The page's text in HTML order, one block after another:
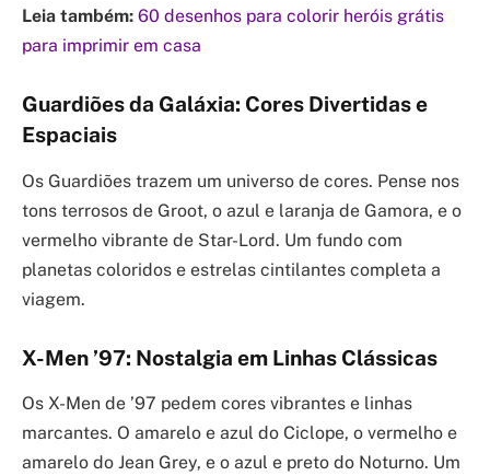
Leia também: 60 desenhos para colorir heróis grátis
para imprimir em casa
Guardiões da Galáxia: Cores Divertidas e
Espaciais
Os Guardiões trazem um universo de cores. Pense nos
tons terrosos de Groot, o azul e laranja de Gamora, e o
vermelho vibrante de Star-Lord. Um fundo com
planetas coloridos e estrelas cintilantes completa a
viagem.
X-Men ’97: Nostalgia em Linhas Clássicas
Os X-Men de ’97 pedem cores vibrantes e linhas
marcantes. O amarelo e azul do Ciclope, o vermelho e
amarelo do Jean Grey, e o azul e preto do Noturno. Um